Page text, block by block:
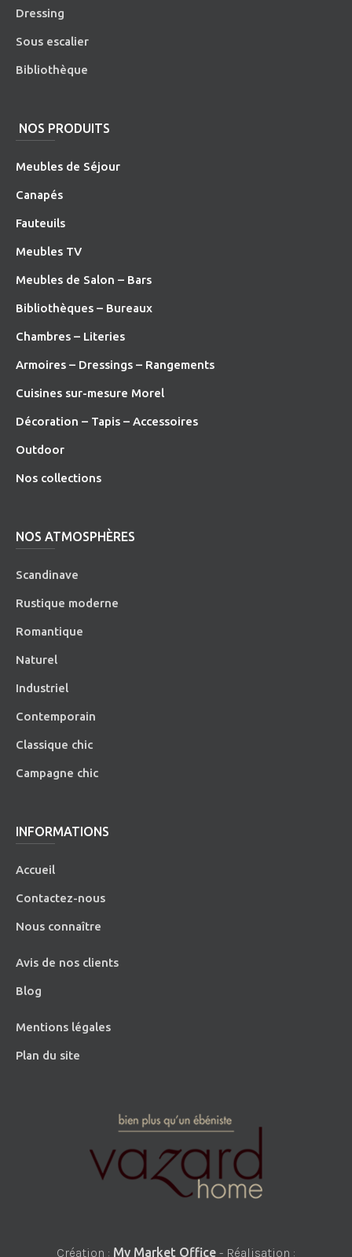
Dressing
Sous escalier
Bibliothèque
NOS PRODUITS
Meubles de Séjour
Canapés
Fauteuils
Meubles TV
Meubles de Salon – Bars
Bibliothèques – Bureaux
Chambres – Literies
Armoires – Dressings – Rangements
Cuisines sur-mesure Morel
Décoration – Tapis – Accessoires
Outdoor
Nos collections
NOS ATMOSPHÈRES
Scandinave
Rustique moderne
Romantique
Naturel
Industriel
Contemporain
Classique chic
Campagne chic
INFORMATIONS
Accueil
Contactez-nous
Nous connaître
Avis de nos clients
Blog
Mentions légales
Plan du site
Création : My Market Office - Réalisation :